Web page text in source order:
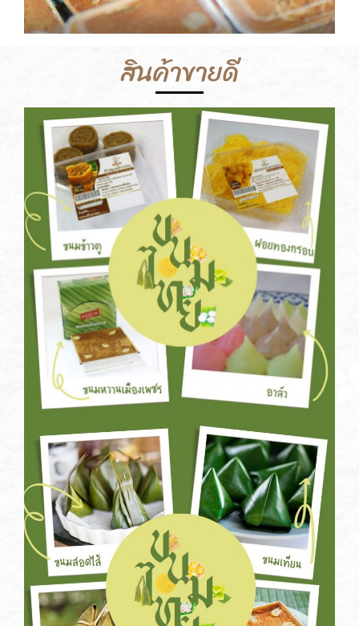
สินค้าขายดี